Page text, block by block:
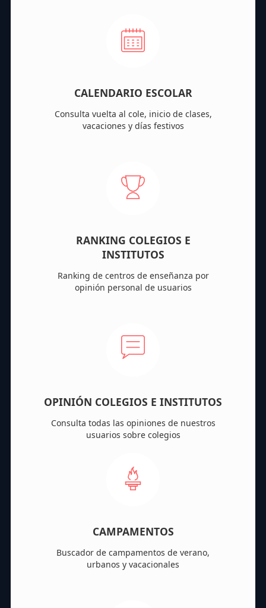
CALENDARIO ESCOLAR
Consulta vuelta al cole, inicio de clases,
vacaciones y días festivos
RANKING COLEGIOS E
INSTITUTOS
Ranking de centros de enseñanza por
opinión personal de usuarios
OPINIÓN COLEGIOS E INSTITUTOS
Consulta todas las opiniones de nuestros
usuarios sobre colegios
CAMPAMENTOS
Buscador de campamentos de verano,
urbanos y vacacionales